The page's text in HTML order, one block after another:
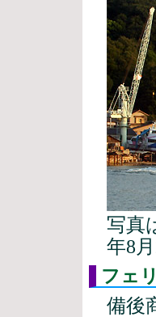
写真
年8
フェ
備後